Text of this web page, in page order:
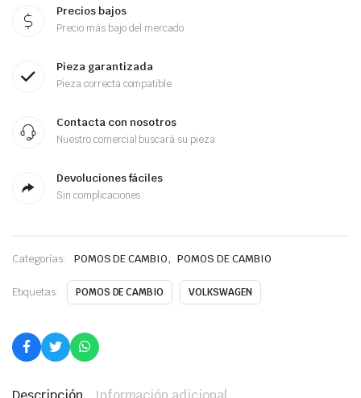
Precios bajos
Precio más bajo del mercado
Pieza garantizada
Pieza correcta compatible
Contacta con nosotros
Nuestro comercial buscará su pieza
Devoluciones fáciles
Sin complicaciones
Categorías: POMOS DE CAMBIO, POMOS DE CAMBIO
Etiquetas: POMOS DE CAMBIO VOLKSWAGEN